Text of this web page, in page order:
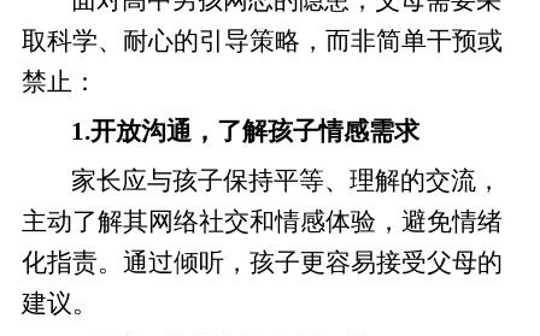
取科学、耐心的引导策略，而非简单干预或
禁止：
1.开放沟通，了解孩子情感需求
家长应与孩子保持平等、理解的交流，
主动了解其网络社交和情感体验，避免情绪
化指责。通过倾听，孩子更容易接受父母的
建议。